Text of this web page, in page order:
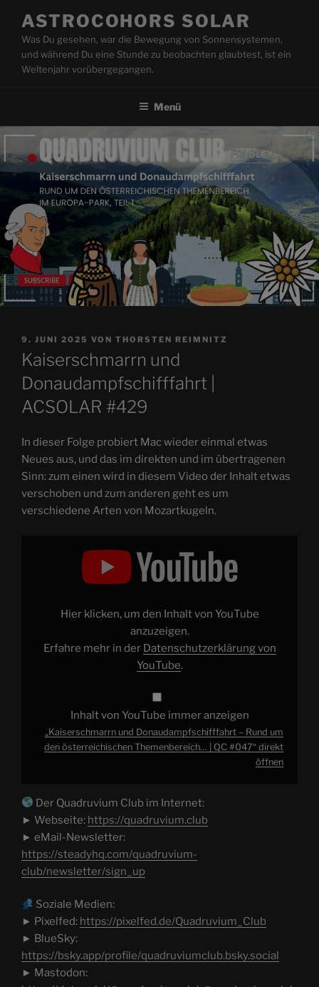
Inhalt
springen
ASTROCOHORS SOLAR
Was Du gesehen, war die Bewegung von Sonnensystemen,
und während Du eine Stunde zu beobachten glaubtest, ist ein
Weltenjahr vorübergegangen.
Menü
VERÖFFENTLICHT
AM
9. JUNI 2025 VON THORSTEN REIMNITZ
Kaiserschmarrn und
Donaudampfschifffahrt |
ACSOLAR #429
In dieser Folge probiert Mac wieder einmal etwas
Neues aus, und das im direkten und im übertragenen
Sinn: zum einen wird in diesem Video der Inhalt etwas
verschoben und zum anderen geht es um
verschiedene Arten von Mozartkugeln.
Donaudampfschifffahrt
österreichischen
Themenbereich…
#047“
Hier klicken, um den Inhalt von YouTube
anzuzeigen.
Erfahre mehr in der Datenschutzerklärung von
YouTube.
Inhalt von YouTube immer anzeigen
„Kaiserschmarrn und Donaudampfschifffahrt – Rund um
den österreichischen Themenbereich… | QC #047“ direkt
öffnen
Der Quadruvium Club im Internet:
► Webseite: https://quadruvium.club
► eMail-Newsletter:
https://steadyhq.com/quadruvium-
club/newsletter/sign_up
Soziale Medien:
► Pixelfed: https://pixelfed.de/Quadruvium_Club
► BlueSky:
https://bsky.app/profile/quadruviumclub.bsky.social
► Mastodon: